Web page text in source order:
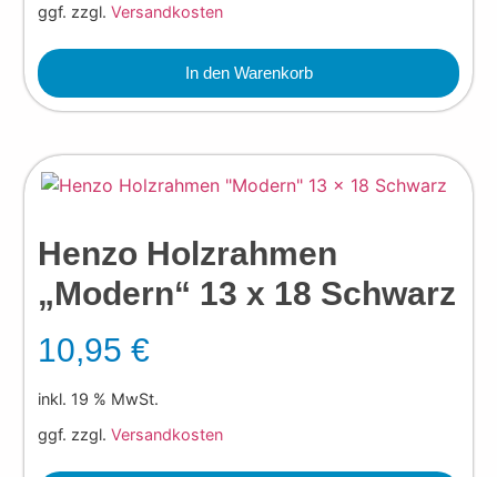
ggf. zzgl.Versandkosten
In den Warenkorb
Henzo Holzrahmen
„Modern“ 13 x 18 Schwarz
10,95€
inkl. 19 % MwSt.
ggf. zzgl.Versandkosten